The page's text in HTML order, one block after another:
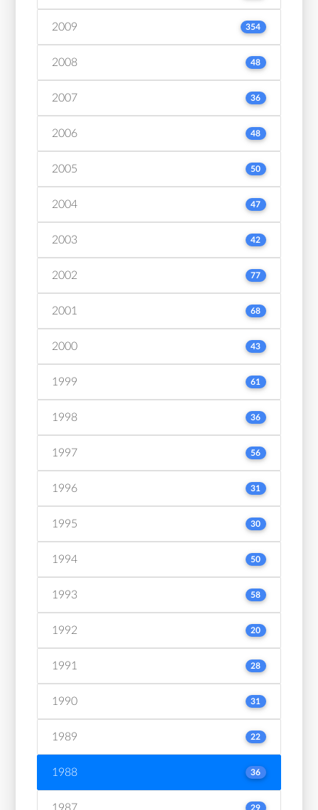
2009 354
2008 48
2007 36
2006 48
2005 50
2004 47
2003 42
2002 77
2001 68
2000 43
1999 61
1998 36
1997 56
1996 31
1995 30
1994 50
1993 58
1992 20
1991 28
1990 31
1989 22
1988 36
1987 29